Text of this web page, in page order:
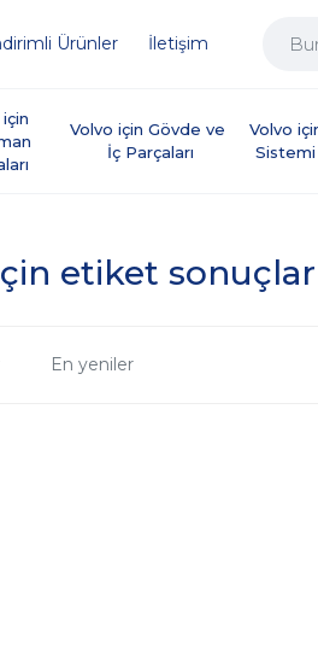
Ürünler İletişim
Volvo için Gövde ve
İç Parçaları
Volvo
Sistemi
etiket
En yeniler